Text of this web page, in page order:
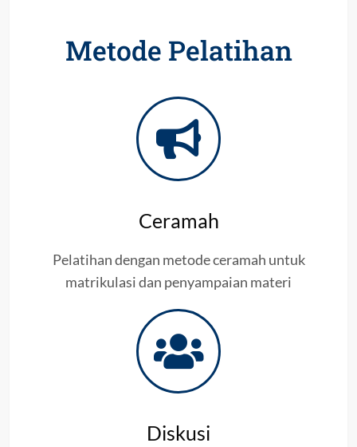
Metode Pelatihan
Ceramah
Pelatihan dengan metode ceramah untuk
matrikulasi dan penyampaian materi
Diskusi